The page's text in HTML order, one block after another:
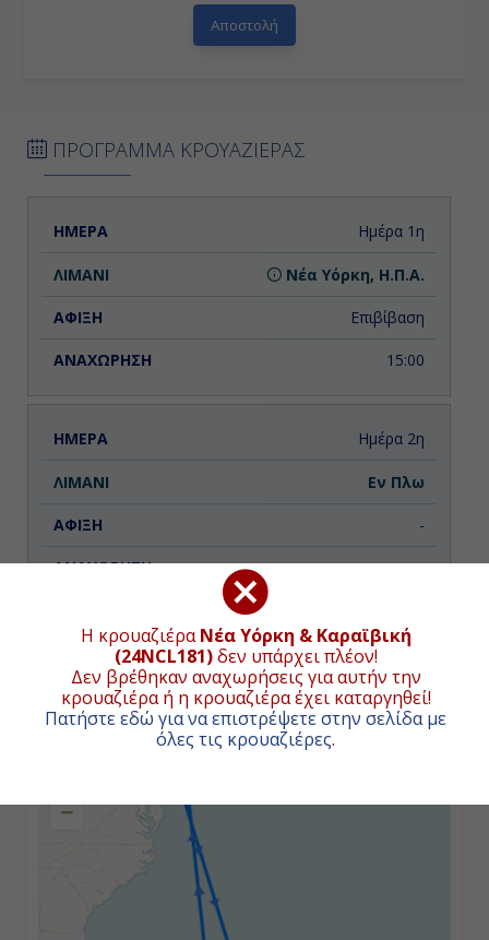
Η κρουαζιέραΝέα Υόρκη & Καραϊβική
(24NCL181)δεν υπάρχει πλέον!
Δεν βρέθηκαν αναχωρήσεις για αυτήν την
κρουαζιέρα ή η κρουαζιέρα έχει καταργηθεί!
Πατήστε εδώ για να επιστρέψετε στην σελίδα με
όλες τις κρουαζιέρες.
ΠΡΟΓΡΑΜΜΑ ΚΡΟΥΑΖΙΕΡΑΣ
ΗΜΕΡΑ ΑΝΑΧΩΡΗΣΗ
Ημέρα 1η
Νέα Υόρκη, Η.Π.Α.
Επιβίβαση
15:00
Ημέρα 2η
Εν Πλω
-
-
Ημέρα 3η
Εν Πλω
-
Σαν Χουάν, Πουέρτο Ρίκο
ΧΑΡΤΗΣ ΚΡΟΥΑΖΙΕΡΑΣ
−